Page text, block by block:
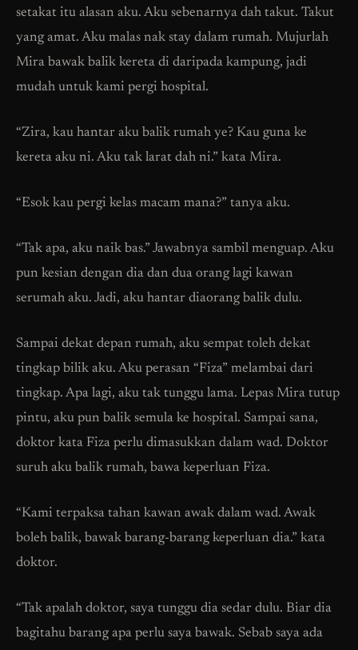
setakat itu alasan aku. Aku sebenarnya dah takut. Takut
yang amat. Aku malas nak stay dalam rumah. Mujurlah
Mira bawak balik kereta di daripada kampung, jadi
mudah untuk kami pergi hospital.
“Zira, kau hantar aku balik rumah ye? Kau guna ke
kereta aku ni. Aku tak larat dah ni.” kata Mira.
“Esok kau pergi kelas macam mana?” tanya aku.
“Tak apa, aku naik bas.” Jawabnya sambil menguap. Aku
pun kesian dengan dia dan dua orang lagi kawan
serumah aku. Jadi, aku hantar diaorang balik dulu.
Sampai dekat depan rumah, aku sempat toleh dekat
tingkap bilik aku. Aku perasan “Fiza” melambai dari
tingkap. Apa lagi, aku tak tunggu lama. Lepas Mira tutup
pintu, aku pun balik semula ke hospital. Sampai sana,
doktor kata Fiza perlu dimasukkan dalam wad. Doktor
suruh aku balik rumah, bawa keperluan Fiza.
“Kami terpaksa tahan kawan awak dalam wad. Awak
boleh balik, bawak barang-barang keperluan dia.” kata
doktor.
“Tak apalah doktor, saya tunggu dia sedar dulu. Biar dia
bagitahu barang apa perlu saya bawak. Sebab saya ada